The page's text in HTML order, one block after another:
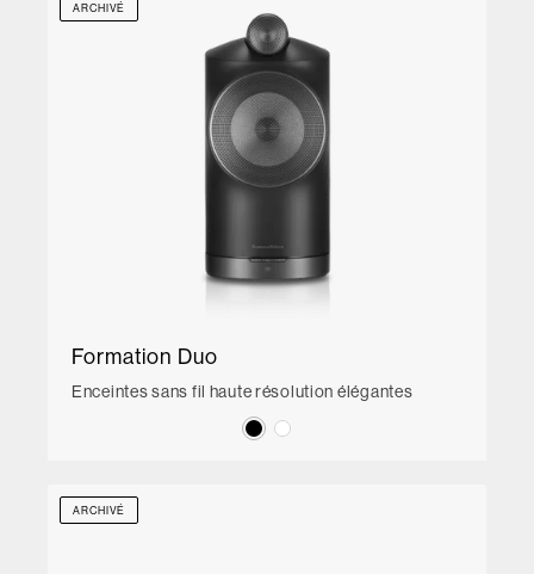
ARCHIVÉ
Formation Duo
Enceintes sans fil haute résolution élégantes
ARCHIVÉ